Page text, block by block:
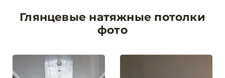
Глянцевые натяжные потолки
фото